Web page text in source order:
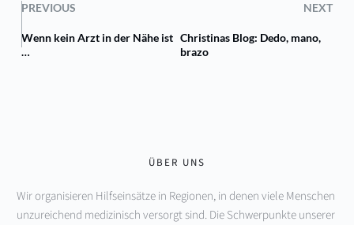
PREVIOUS NEXT
Wenn kein Arzt in der Nähe ist
…
Christinas Blog: Dedo, mano,
brazo
ÜBER UNS
Wir organisieren Hilfseinsätze in Regionen, in denen viele Menschen
unzureichend medizinisch versorgt sind. Die Schwerpunkte unserer